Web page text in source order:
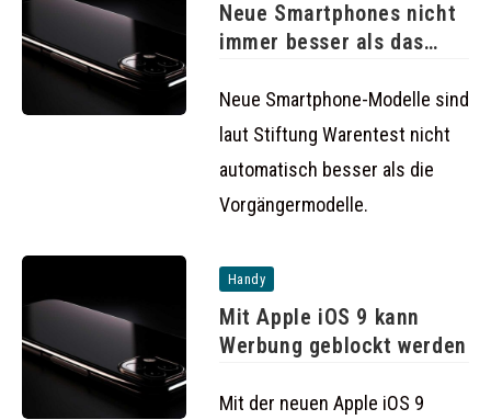
Neue Smartphones nicht
immer besser als das
Neue Smartphone-Modelle sind
laut Stiftung Warentest nicht
automatisch besser als die
Vorgängermodelle.
Handy
Mit Apple iOS 9 kann
Werbung geblockt werden
Mit der neuen Apple iOS 9